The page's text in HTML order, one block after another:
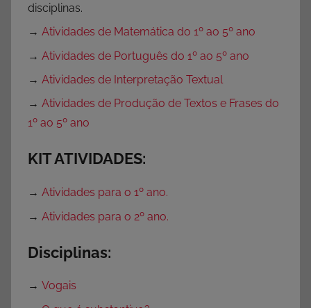
disciplinas.
→ Atividades de Matemática do 1º ao 5º ano
→ Atividades de Português do 1º ao 5º ano
→ Atividades de Interpretação Textual
→ Atividades de Produção de Textos e Frases do
1º ao 5º ano
KIT ATIVIDADES:
→ Atividades para o 1º ano.
→ Atividades para o 2º ano.
Disciplinas:
→ Vogais